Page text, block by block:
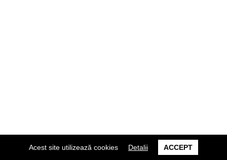
Acest site utilizează cookies Detalii ACCEPT